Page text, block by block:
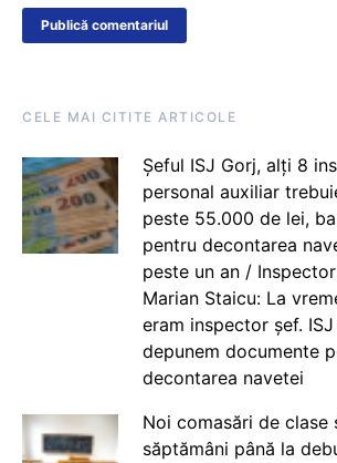
CELE MAI CITITE ARTICOLE
Șeful ISJ Gorj, alți 8
personal auxiliar
peste 55.000 de lei,
pentru decontarea
peste un an /
Marian Staicu: La
eram inspector șef.
depunem documente
decontarea navetei
Noi comasări de clase
săptămâni până la